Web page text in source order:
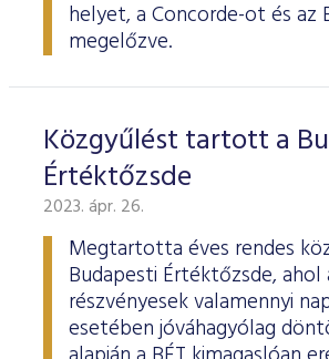
helyet, a Concorde-ot és az
megelőzve.
Közgyűlést tartott a
Értéktőzsde
2023. ápr. 26.
Megtartotta éves rendes
Budapesti Értéktőzsde, ahol
részvényesek valamennyi
esetében jóváhagyólag